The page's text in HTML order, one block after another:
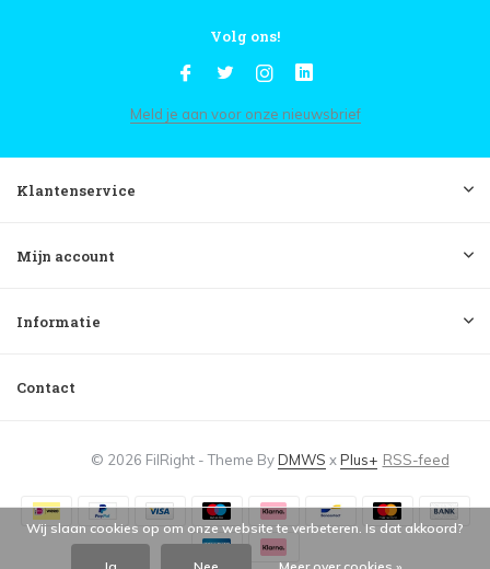
Volg ons!
Meld je aan voor onze nieuwsbrief
Klantenservice
Mijn account
Informatie
Contact
© 2026 FilRight - Theme ByDMWS xPlus+ RSS-feed
Wij slaan cookies op om onze website te verbeteren. Is dat akkoord?